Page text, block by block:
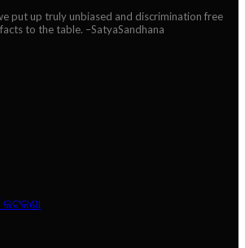
put up truly unbiased and discrimination free
to the table. –SatyaSandhana
କଟକଣା